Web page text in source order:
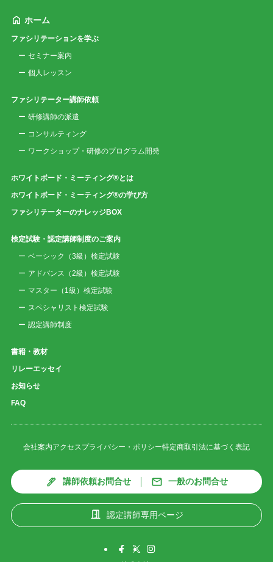
ホーム
ファシリテーションを学ぶ
セミナー案内
個人レッスン
ファシリテーター講師依頼
研修講師の派遣
コンサルティング
ワークショップ・研修のプログラム開発
ホワイトボード・ミーティング®とは
ホワイトボード・ミーティング®の学び方
ファシリテーターのナレッジBOX
検定試験・認定講師制度のご案内
ベーシック（3級）検定試験
アドバンス（2級）検定試験
マスター（1級）検定試験
スペシャリスト検定試験
認定講師制度
書籍・教材
リレーエッセイ
お知らせ
FAQ
会社案内アクセスプライバシー・ポリシー特定商取引法に基づく表記
講師依頼お問合せ 一般のお問合せ
認定講師専用ページ